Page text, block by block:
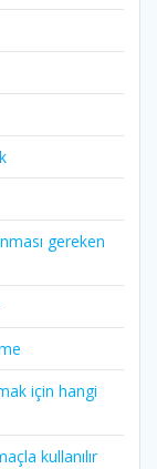
gereken
için hangi
kullanılır